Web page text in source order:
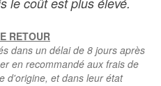
RETOUR
dans un délai de 8 jours après
en recommandé aux frais de
d'origine, et dans leur état